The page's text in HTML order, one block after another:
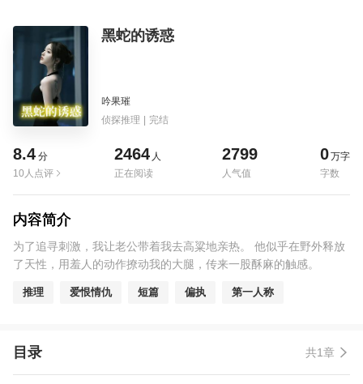
黑蛇的诱惑
吟果璀
侦探推理 | 完结
8.4 分
10人点评
2464 人
正在阅读
2799
人气值
0万字
字数
内容简介
为了追寻刺激，我让老公带着我去高粱地亲热。 他似乎在野外释放
了天性，用羞人的动作撩动我的大腿，传来一股酥麻的触感。
推理 爱恨情仇 短篇 偏执 第一人称
目录 共1章